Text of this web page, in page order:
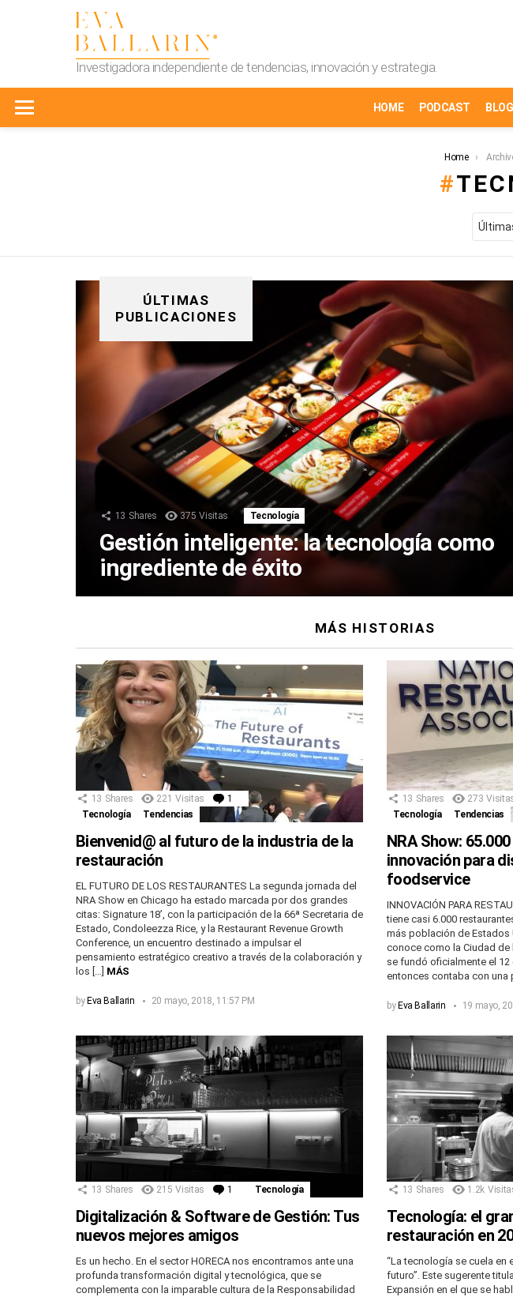
Investigadora independiente de tendencias, innovación y estrategia.
HOME PODCAST BLOG
Home
ÚLTIMAS
PUBLICACIONES
13 Shares 375 Visitas Tecnología
Gestión inteligente: la tecnología como
ingrediente de éxito
MÁS HISTORIAS
13 Shares 221 Visitas 1
Comentario
Tecnología
Tendencias
Bienvenid@ al futuro de la industria de la
restauración
EL FUTURO DE LOS RESTAURANTES La segunda jornada del
NRA Show en Chicago ha estado marcada por dos grandes
citas: Signature 18’, con la participación de la 66ª Secretaria de
Estado, Condoleezza Rice, y la Restaurant Revenue Growth
Conference, un encuentro destinado a impulsar el
pensamiento estratégico creativo a través de la colaboración y
los […] MÁS
by Eva Ballarin 20 mayo, 2018, 11:57 PM
13 Shares 273
Tecnología
Tendencias
NRA Show:
innovación para
foodservice
INNOVACIÓN PARA
tiene casi 6.000
más población de Estados
conoce como la Ciudad
se fundó oficialmente el 12
entonces contaba con una
by Eva Ballarin 19 mayo,
13 Shares 215 Visitas 1 Comentario
Tecnología
Digitalización & Software de Gestión: Tus
nuevos mejores amigos
Es un hecho. En el sector HORECA nos encontramos ante una
profunda transformación digital y tecnológica, que se
complementa con la imparable cultura de la Responsabilidad
13 Shares 1.2k
Tecnología: el
restauración en
“La tecnología se cuela en
futuro”. Este sugerente
Expansión en el que se